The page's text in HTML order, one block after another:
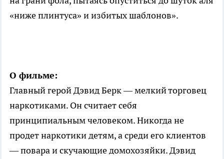
«ниже плинтуса» и избитых шаблонов».
О фильме:
Главный герой Дэвид Берк — мелкий торговец
наркотиками. Он считает себя
принципиальным человеком. Никогда не
продет наркотики детям, а среди его клиентов
— повара и скучающие домохозяйки. Дэвид